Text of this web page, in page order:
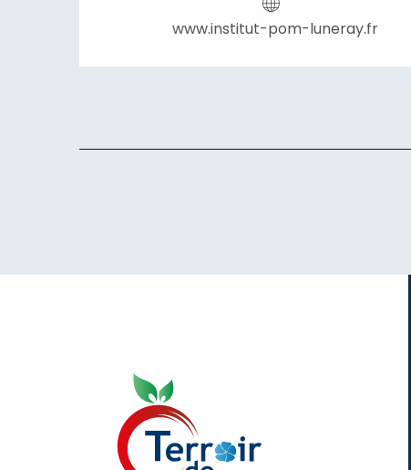
www.institut-pom-luneray.fr